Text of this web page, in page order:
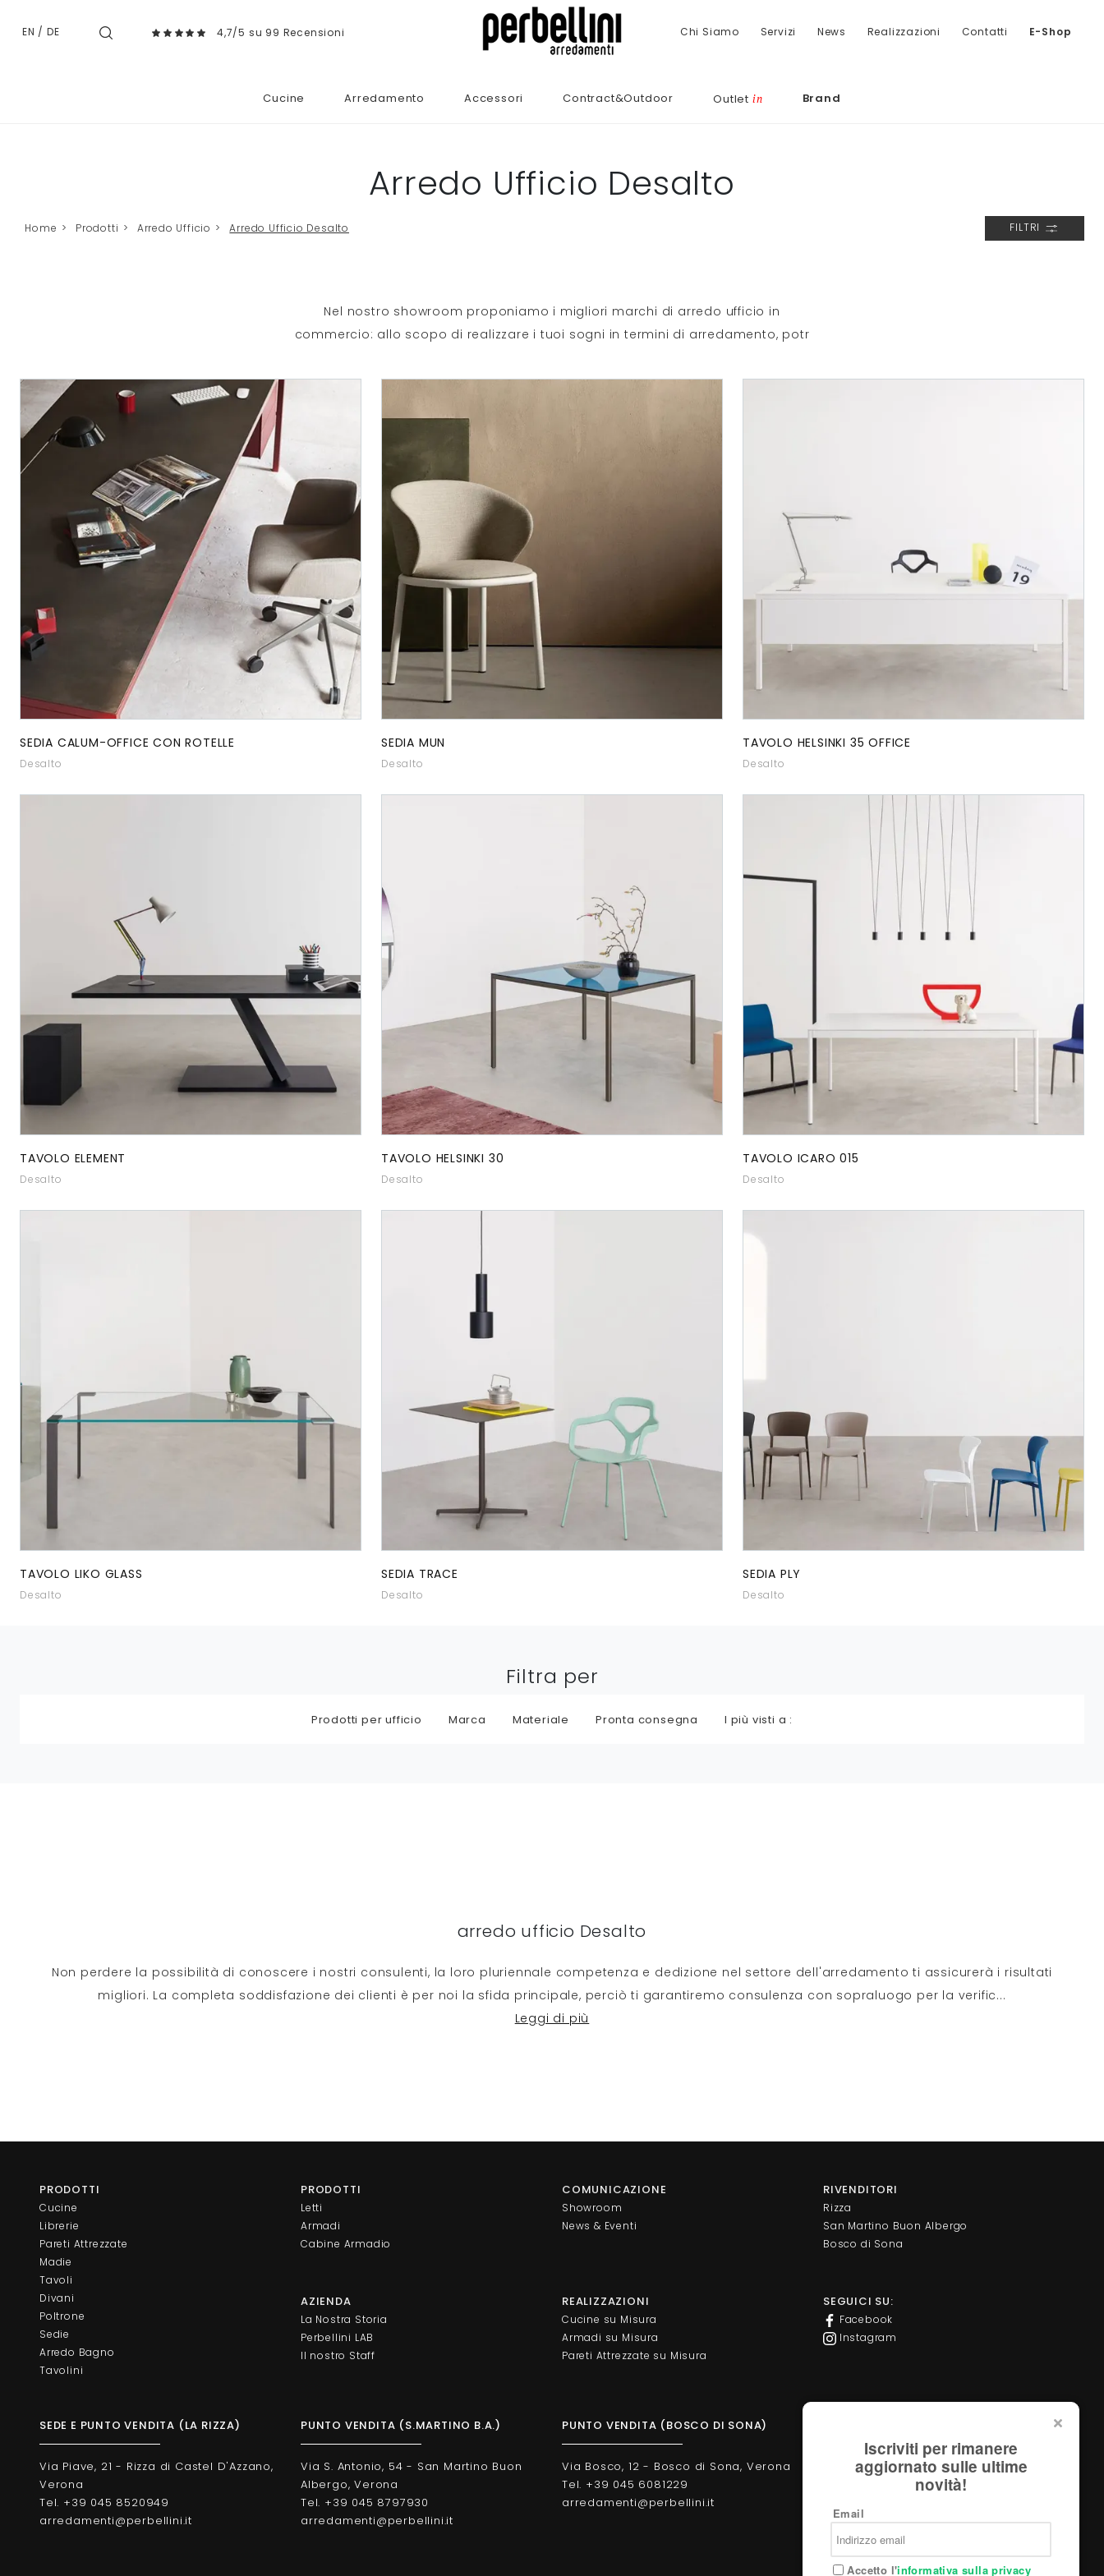
Chi Siamo Servizi News Realizzazioni Contatti E-Shop
EN / DE 4,7/5 su 99 Recensioni
Cucine Arredamento Accessori Contract&Outdoor Outlet in Brand
Arredo Ufficio Desalto
Home > Prodotti > Arredo Ufficio > Arredo Ufficio Desalto FILTRI
Nel nostro showroom proponiamo i migliori marchi di arredo ufficio in
commercio: allo scopo di realizzare i tuoi sogni in termini di arredamento, potr
SEDIA CALUM-OFFICE CON ROTELLE
Desalto
SEDIA MUN
Desalto
TAVOLO HELSINKI 35 OFFICE
Desalto
TAVOLO ELEMENT
Desalto
TAVOLO HELSINKI 30
Desalto
TAVOLO ICARO 015
Desalto
TAVOLO LIKO GLASS
Desalto
SEDIA TRACE
Desalto
SEDIA PLY
Desalto
Filtra per
Prodotti per ufficio Marca Materiale Pronta consegna I più visti a :
arredo ufficio Desalto
Non perdere la possibilità di conoscere i nostri consulenti, la loro pluriennale competenza e dedizione nel settore dell'arredamento ti assicurerà i risultati
migliori. La completa soddisfazione dei clienti è per noi la sfida principale, perciò ti garantiremo consulenza con sopraluogo per la verific...
Leggi di più
PRODOTTI
Cucine
Librerie
Pareti Attrezzate
Madie
Tavoli
Divani
Poltrone
Sedie
Arredo Bagno
Tavolini
PRODOTTI
Letti
Armadi
Cabine Armadio
COMUNICAZIONE
Showroom
News & Eventi
RIVENDITORI
Rizza
San Martino Buon Albergo
Bosco di Sona
AZIENDA
La Nostra Storia
Perbellini LAB
Il nostro Staff
REALIZZAZIONI
Cucine su Misura
Armadi su Misura
Pareti Attrezzate su Misura
SEGUICI SU:
Facebook
Instagram
SEDE E PUNTO VENDITA (LA RIZZA)
Via Piave, 21 - Rizza di Castel D'Azzano,
Verona
Tel. +39 045 8520949
arredamenti@perbellini.it
PUNTO VENDITA (S.MARTINO B.A.)
Via S. Antonio, 54 - San Martino Buon
Albergo, Verona
Tel. +39 045 8797930
arredamenti@perbellini.it
PUNTO VENDITA (BOSCO DI SONA)
Via Bosco, 12 - Bosco di Sona, Verona
Tel. +39 045 6081229
arredamenti@perbellini.it
Corso Milano, 138 - Verona
Tel. +39 045 2051570
Iscriviti per rimanere
aggiornato sulle ultime
novità!
Email
Accetto l'informativa sulla privacy